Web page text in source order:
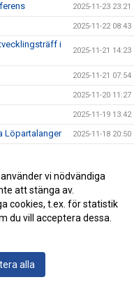
2025-11-23 23:21
2025-11-22 08:43
i
2025-11-21 14:23
2025-11-21 07:54
2025-11-20 11:27
2025-11-19 13:42
Löpartalanger 2025-11-18 20:50
2025-11-16 21:18
tappar i
2025-11-15 12:07
till EM i
vi nödvändiga
att stänga av.
cookies, t.ex. för statistik
du vill acceptera dessa.
alla